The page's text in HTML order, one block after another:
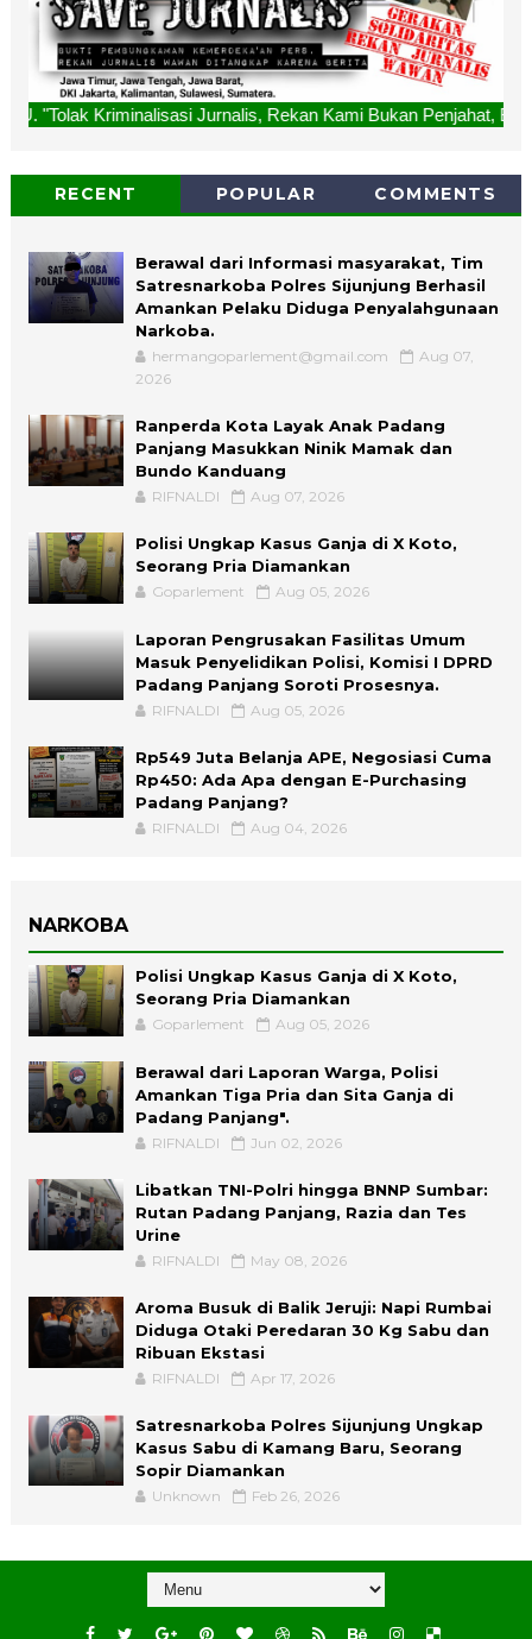
Jurnalis, Rekan Kami Bukan Penjahat, Bukan
RECENT POPULAR COMMENTS
Berawal dari Informasi masyarakat, Tim
Satresnarkoba Polres Sijunjung Berhasil
Amankan Pelaku Diduga Penyalahgunaan
Narkoba.
hermangoparlement@gmail.com
Aug 07,
2026
Ranperda Kota Layak Anak Padang
Panjang Masukkan Ninik Mamak dan
Bundo Kanduang
RIFNALDI Aug 07, 2026
Polisi Ungkap Kasus Ganja di X Koto,
Seorang Pria Diamankan
Goparlement Aug 05, 2026
Laporan Pengrusakan Fasilitas Umum
Masuk Penyelidikan Polisi, Komisi I DPRD
Padang Panjang Soroti Prosesnya.
RIFNALDI Aug 05, 2026
Rp549 Juta Belanja APE, Negosiasi Cuma
Rp450: Ada Apa dengan E-Purchasing
Padang Panjang?
RIFNALDI Aug 04, 2026
NARKOBA
Polisi Ungkap Kasus Ganja di X Koto,
Seorang Pria Diamankan
Goparlement Aug 05, 2026
Berawal dari Laporan Warga, Polisi
Amankan Tiga Pria dan Sita Ganja di
Padang Panjang".
RIFNALDI Jun 02, 2026
Libatkan TNI-Polri hingga BNNP Sumbar:
Rutan Padang Panjang, Razia dan Tes
Urine
RIFNALDI May 08, 2026
Aroma Busuk di Balik Jeruji: Napi Rumbai
Diduga Otaki Peredaran 30 Kg Sabu dan
Ribuan Ekstasi
RIFNALDI Apr 17, 2026
Satresnarkoba Polres Sijunjung Ungkap
Kasus Sabu di Kamang Baru, Seorang
Sopir Diamankan
Unknown Feb 26, 2026